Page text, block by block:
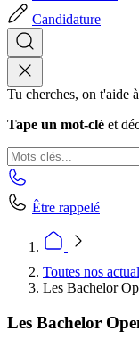
Candidature
Tu cherches, on t'aide
Tape un mot-clé et
Être rappelé
Toutes nos
Les Bachelor
Les Bachelor